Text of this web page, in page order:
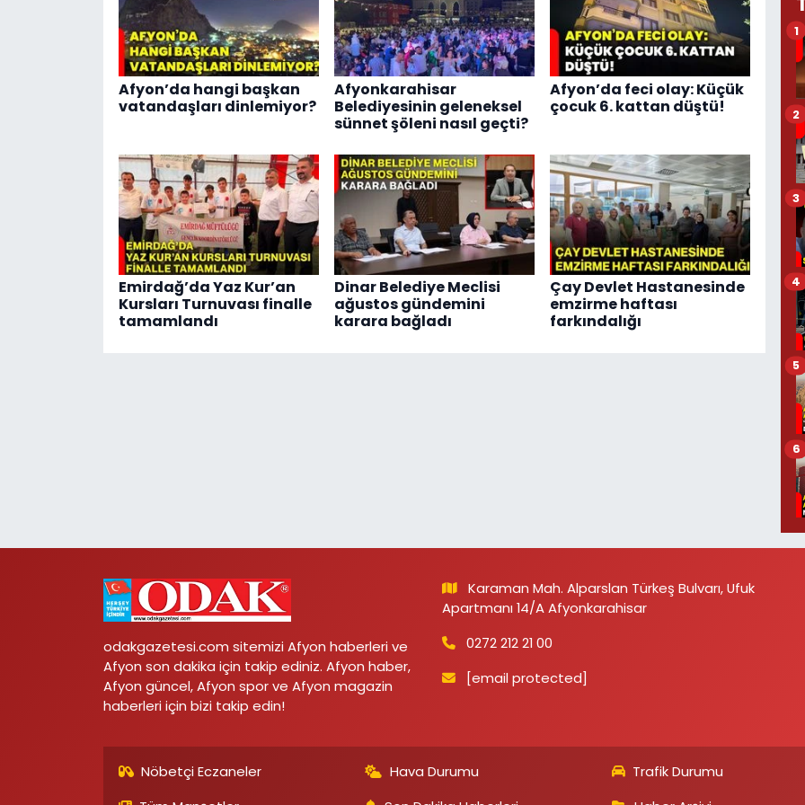
Afyon’da hangi başkan
vatandaşları dinlemiyor?
Afyonkarahisar
Belediyesinin geleneksel
sünnet şöleni nasıl geçti?
Afyon’da feci olay: Küçük
çocuk 6. kattan düştü!
Emirdağ’da Yaz Kur’an
Kursları Turnuvası finalle
tamamlandı
Dinar Belediye Meclisi
ağustos gündemini
karara bağladı
Çay Devlet Hastanesinde
emzirme haftası
farkındalığı
1
2
3
4
5
6
odakgazetesi.com sitemizi Afyon haberleri ve
Afyon son dakika için takip ediniz. Afyon haber,
Afyon güncel, Afyon spor ve Afyon magazin
haberleri için bizi takip edin!
Karaman Mah. Alparslan Türkeş Bulvarı, Ufuk
Apartmanı 14/A Afyonkarahisar
0272 212 21 00
[email protected]
Nöbetçi Eczaneler Hava Durumu Trafik Durumu